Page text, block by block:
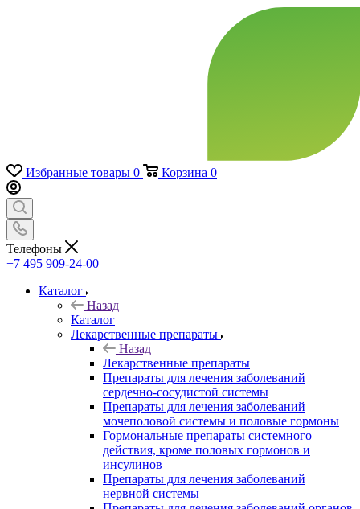
Избранные товары 0 Корзина 0
Телефоны
+7 495 909-24-00
Каталог
Назад
Каталог
Лекарственные препараты
Назад
Лекарственные препараты
Препараты для лечения заболеваний
сердечно-сосудистой системы
Препараты для лечения заболеваний
мочеполовой системы и половые гормоны
Гормональные препараты системного
действия, кроме половых гормонов и
инсулинов
Препараты для лечения заболеваний
нервной системы